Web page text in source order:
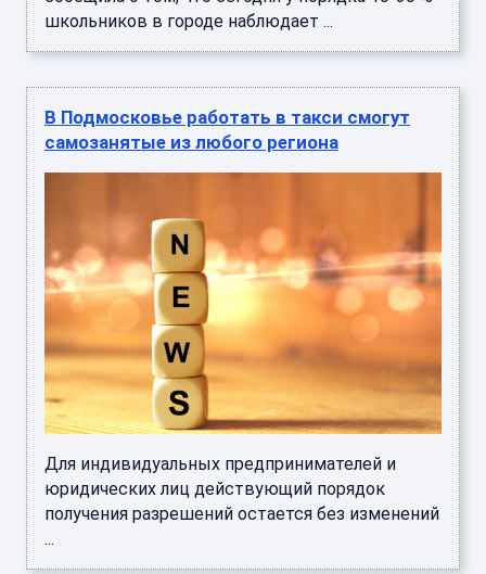
школьников в городе наблюдает ...
В Подмосковье работать в такси смогут
самозанятые из любого региона
Для индивидуальных предпринимателей и
юридических лиц действующий порядок
получения разрешений остается без изменений
...